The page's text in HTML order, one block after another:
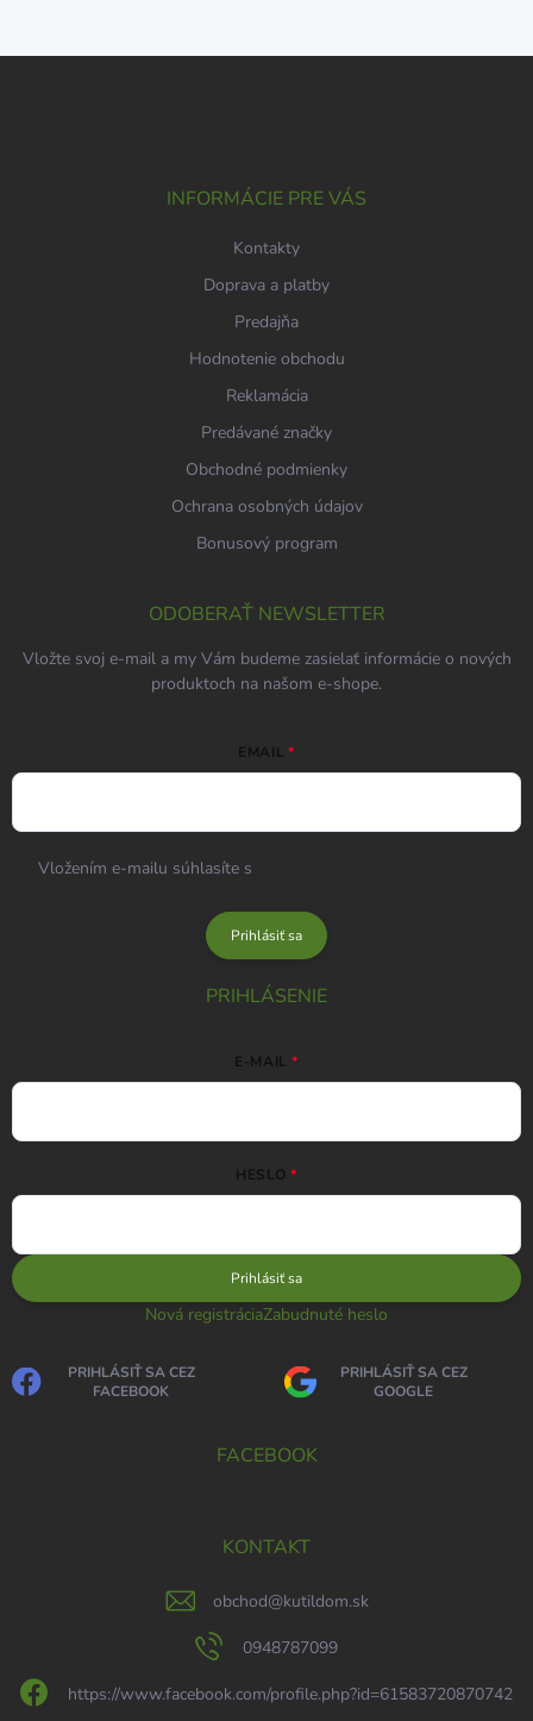
Z
INFORMÁCIE PRE VÁS
Kontakty
Doprava a platby
Predajňa
Hodnotenie obchodu
Reklamácia
Predávané značky
Obchodné podmienky
Ochrana osobných údajov
Bonusový program
ODOBERAŤ NEWSLETTER
Vložte svoj e-mail a my Vám budeme zasielať informácie o nových
produktoch na našom e-shope.
EMAIL
Vložením e-mailu súhlasíte s
Prihlásiť sa
PRIHLÁSENIE
E-MAIL
HESLO
Prihlásiť sa
Nová registráciaZabudnuté heslo
PRIHLÁSIŤ SA CEZ
FACEBOOK
PRIHLÁSIŤ SA CEZ
GOOGLE
FACEBOOK
KONTAKT
obchod@kutildom.sk
0948787099
https://www.facebook.com/profile.php?id=61583720870742